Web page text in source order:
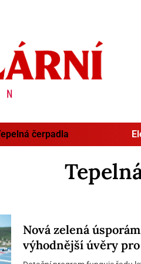
čerpadla
Nová zelená
výhodnější úvěry